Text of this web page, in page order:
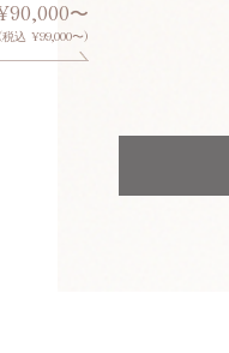
〜
(税込 ¥99,000〜)